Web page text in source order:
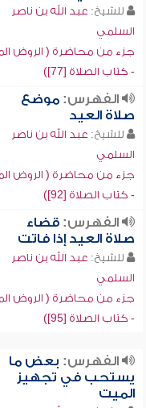
للشيخ: عبد الله بن ناصر
السلمي
جزء من محاضرة ( الروض
- كتاب الصلاة [77])
الفهرس:موضع
صلاة العيد
للشيخ: عبد الله بن ناصر
السلمي
جزء من محاضرة ( الروض
- كتاب الصلاة [92])
الفهرس:قضاء
صلاة العيد إذا فاتت
للشيخ: عبد الله بن ناصر
السلمي
جزء من محاضرة ( الروض
- كتاب الصلاة [95])
الفهرس: بعض ما
يستحب في تجهيز
الميت